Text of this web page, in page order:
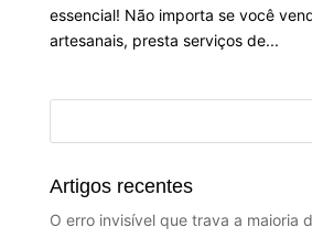
essencial! Não importa se você
artesanais, presta serviços de...
Artigos recentes
O erro invisível que trava a maioria